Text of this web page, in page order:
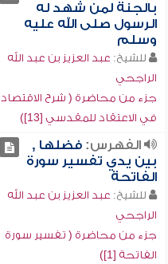
بالجنة لمن شهد له
الرسول صلى الله عليه
وسلم
للشيخ: عبد العزيز بن عبد الله
الراجحي
جزء من محاضرة ( شرح الاقتصاد
في الاعتقاد للمقدسي [13])
الفهرس:فضلها ,
بين يدي تفسير سورة
الفاتحة
للشيخ: عبد العزيز بن عبد الله
الراجحي
جزء من محاضرة ( تفسير سورة
الفاتحة [1])